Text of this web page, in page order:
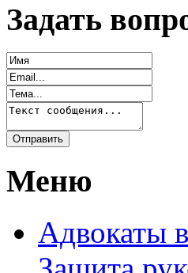
Задать
Меню
Адвокаты